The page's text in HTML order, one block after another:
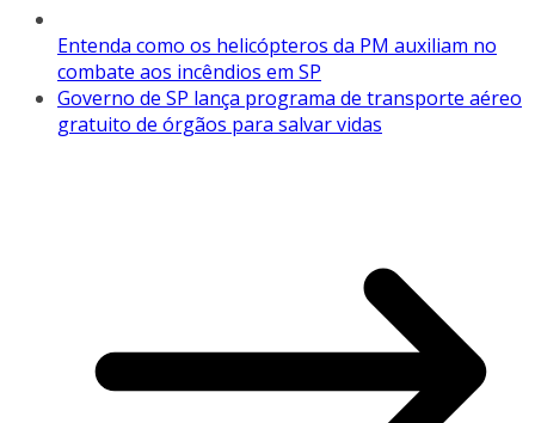
Entenda como os helicópteros da PM auxiliam no
combate aos incêndios em SP
Governo de SP lança programa de transporte aéreo
gratuito de órgãos para salvar vidas